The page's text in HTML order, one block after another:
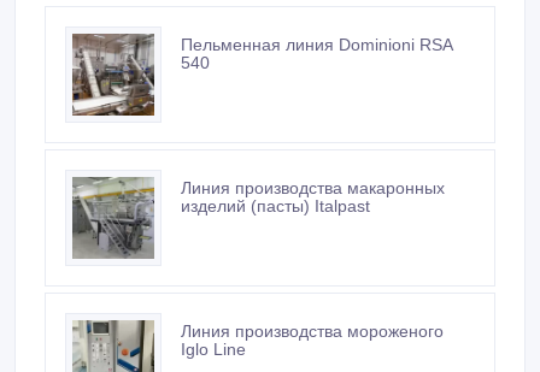
Пельменная линия Dominioni RSA
540
Линия производства макаронных
изделий (пасты) Italpast
Линия производства мороженого
Iglo Line